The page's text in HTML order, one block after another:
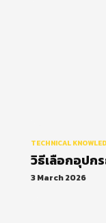
TECHNICAL
วิธีเลือกอุปก
3 March 2026